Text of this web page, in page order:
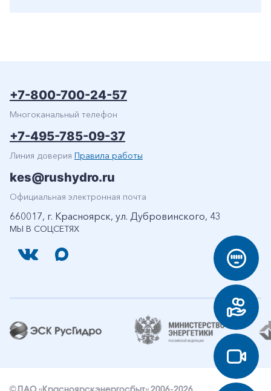
МЫ В СОЦСЕТЯХ
+7-800-700-24-57
Многоканальный телефон
+7-495-785-09-37
Линия доверия Правила работы
kes@rushydro.ru
Официальная электронная почта
660017, г. Красноярск, ул. Дубровинского, 43